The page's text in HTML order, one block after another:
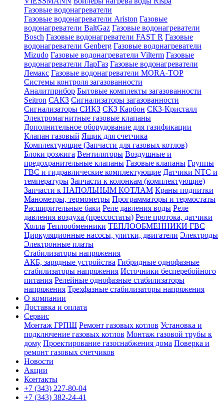
Газовые водонагреватели
Газовые водонагреватели Ariston Газовые
водонагреватели BaltGaz Газовые водонагреватели
Bosch Газовые водонагреватели FAST R Газовые
водонагреватели Genberg Газовые водонагреватели
Mizudo Газовые водонагреватели Vilterm Газовые
водонагреватели ЛарГаз Газовые водонагреватели
Лемакс Газовые водонагреватели MORA-TOP
Системы контроля загазованности
Аналитприбор Бытовые комплекты загазованности
Seitron САКЗ Сигнализаторы загазованности
Сигнализаторы СИКЗ СКЗ Карбон СКЗ-Кристалл
Электромагнитные газовые клапаны
Дополнительное оборудование для газификации
Клапан газовый Ящик для счетчика
Комплектующие (Запчасти для газовых котлов)
Блоки розжига Вентиляторы Воздушные и
предохранительные клапаны Газовые клапаны Группы
ГВС и гидравлические комплектующие Датчики NTC и
температуры Запчасти к колонкам (комплектующие)
Запчасти к НАПОЛЬНЫМ КОТЛАМ Краны подпитки
Манометры, термометры Программаторы и термостаты
Расширительные баки Реле давления воды Реле
давления воздуха (прессостаты) Реле протока, датчики
Холла Теплообменники ТЕПЛООБМЕННИКИ ГВС
Циркуляционные насосы, улитки, двигатели Электроды
Электронные платы
Стабилизаторы напряжения
АКБ, зарядные устройства Гибридные однофазные
стабилизаторы напряжения Источники бесперебойного
питания Релейные однофазные стабилизаторы
напряжения Трехфазные стабилизаторы напряжения
О компании
Доставка и оплата
Сервис
Монтаж ГРПШ Ремонт газовых котлов Установка и
подключение газовых котлов Монтаж газовой трубы к
дому Проектирование газоснабжения дома Поверка и
ремонт газовых счетчиков
Новости
Акции
Контакты
+7 (343) 227-80-04
+7 (343) 382-24-41